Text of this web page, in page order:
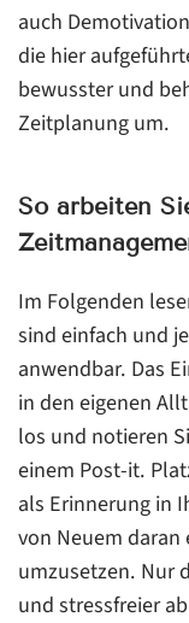
auch
die hier
bewusster und
Zeitplanung um.
So arbeiten
Im Folgenden
sind einfach und
anwendbar. Das
in den eigenen
los und notieren
einem Post-it.
als Erinnerung in
von Neuem
umzusetzen. Nur
und stressfreier